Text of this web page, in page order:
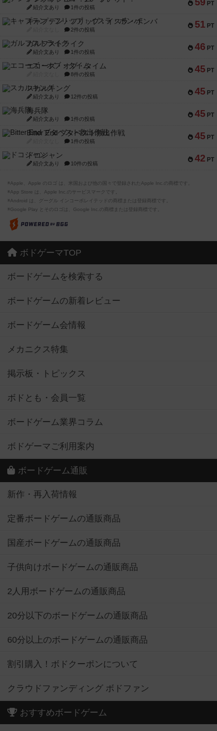
PT
紹介文あり 1件の投稿
51 PT
キャプテン・フリップ：イスラ・ボンバ
2件の投稿
46 PT
ガルフストライク
紹介文あり 1件の投稿
45 PT
エコーズ・オブ・タイム
8件の投稿
45 PT
スカルキング
紹介文あり 12件の投稿
45 PT
海兵隊
紹介文あり 1件の投稿
45 PT
Bitter End ブタペスト救出作戦
1件の投稿
42 PT
ドコジャン
紹介文あり 10件の投稿
※Apple、Apple のロゴ は、米国および他の国々で登録されたApple Inc.の商標です。
※App Store は、Apple Inc.のサービスマークです。
※Android は、グーグル インコーポレイテッドの商標または登録商標です。
※Google Play とそのロゴは、Google Inc.の商標または登録商標です。
ボドゲーマTOP
ボードゲームを検索する
ボードゲームの新着レビュー
ボードゲーム会情報
メカニクス特集
掲示板・トピックス
ボドとも・会員一覧
ボードゲーム業界コラム
ボドゲーマご利用案内
ボードゲーム通販
新作・再入荷情報
定番ボードゲームの通販商品
国産ボードゲームの通販商品
子供向けボードゲームの通販商品
2人用ボードゲームの通販商品
20分以下のボードゲームの通販商品
60分以上のボードゲームの通販商品
割引購入！ボドクーポンについて
クラウドファンディング ボドファン
おすすめボードゲーム